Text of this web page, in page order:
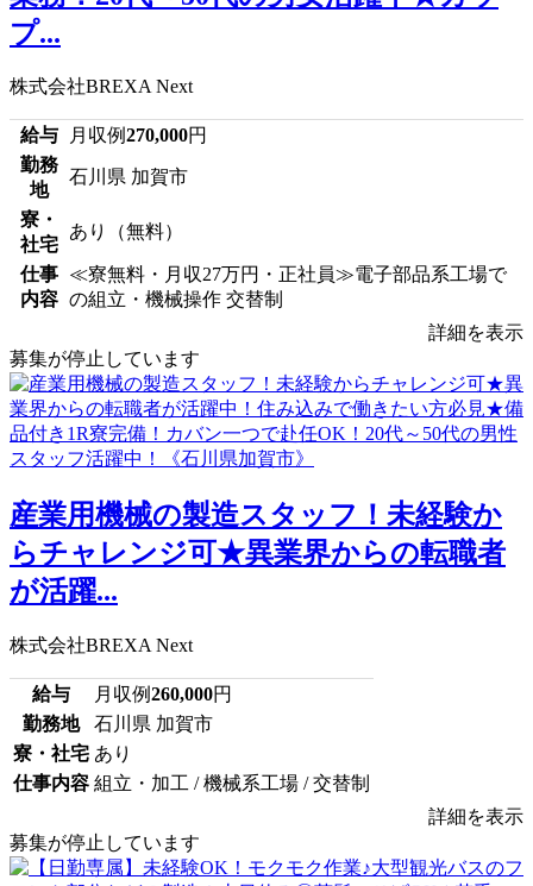
プ...
株式会社BREXA Next
給与 月収例270,000円
勤務
地
石川県 加賀市
寮・
社宅
あり（無料）
仕事
内容
≪寮無料・月収27万円・正社員≫電子部品系工場で
の組立・機械操作 交替制
詳細を表示
募集が停止しています
産業用機械の製造スタッフ！未経験か
らチャレンジ可★異業界からの転職者
が活躍...
株式会社BREXA Next
給与 月収例260,000円
勤務地
石川県 加賀市
寮・社宅 あり
仕事内容 組立・加工 / 機械系工場 / 交替制
詳細を表示
募集が停止しています